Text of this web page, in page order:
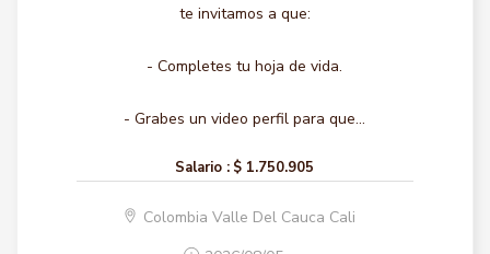
te invitamos a que:
- Completes tu hoja de vida.
- Grabes un video perfil para que...
Salario : $ 1.750.905
Colombia Valle Del Cauca Cali